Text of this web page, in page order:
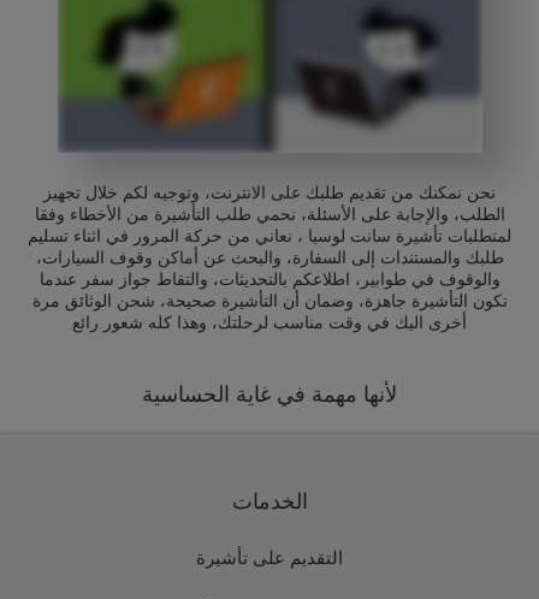
نحن نمكنك من تقديم طلبك على الانترنت، وتوجيه لكم خلال تجهيز
الطلب، والإجابة على الأسئلة، نحمي طلب التأشيرة من الأخطاء وفقا
لمتطلبات تأشيرة سانت لوسيا ، نعاني من حركة المرور في اثناء تسليم
طلبك والمستندات إلى السفارة، والبحث عن أماكن وقوف السيارات،
والوقوف في طوابير، اطلاعكم بالتحديثات، والتقاط جواز سفر عندما
تكون التأشيرة جاهزة، وضمان أن التأشيرة صحيحة، شحن الوثائق مرة
أخرى اليك في وقت مناسب لرحلتك، وهذا كله شعور رائع
لأنها مهمة في غاية الحساسية
الخدمات
التقديم على تأشيرة